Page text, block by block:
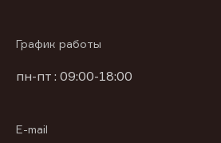
График работы
пн-пт : 09:00-18:00
E-mail